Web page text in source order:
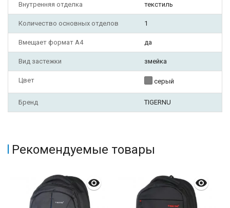
Внутренняя отделка текстиль
Количество основных отделов 1
Вмещает формат А4 да
Вид застежки змейка
Цвет серый
Бренд TIGERNU
Рекомендуемые товары